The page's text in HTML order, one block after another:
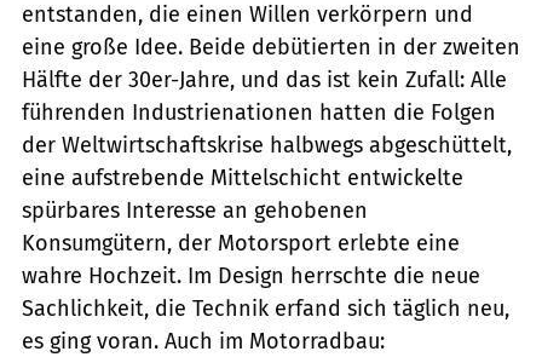
entstanden, die einen Willen verkörpern und
eine große Idee. Beide debütierten in der zweiten
Hälfte der 30er-Jahre, und das ist kein Zufall: Alle
führenden Industrienationen hatten die Folgen
der Weltwirtschaftskrise halbwegs abgeschüttelt,
eine aufstrebende Mittelschicht entwickelte
spürbares Interesse an gehobenen
Konsumgütern, der Motorsport erlebte eine
wahre Hochzeit. Im ­Design herrschte die neue
Sachlichkeit, die Technik erfand sich täglich neu,
es ging voran. Auch im Motorradbau: